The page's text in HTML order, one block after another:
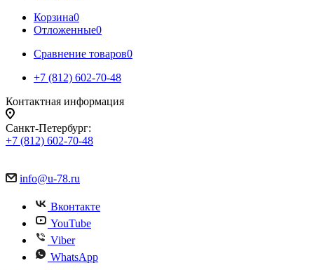
Корзина0
Отложенные0
Сравнение товаров0
+7 (812) 602-70-48
Контактная информация
Санкт-Петербург:
+7 (812) 602-70-48
info@u-78.ru
Вконтакте
YouTube
Viber
WhatsApp